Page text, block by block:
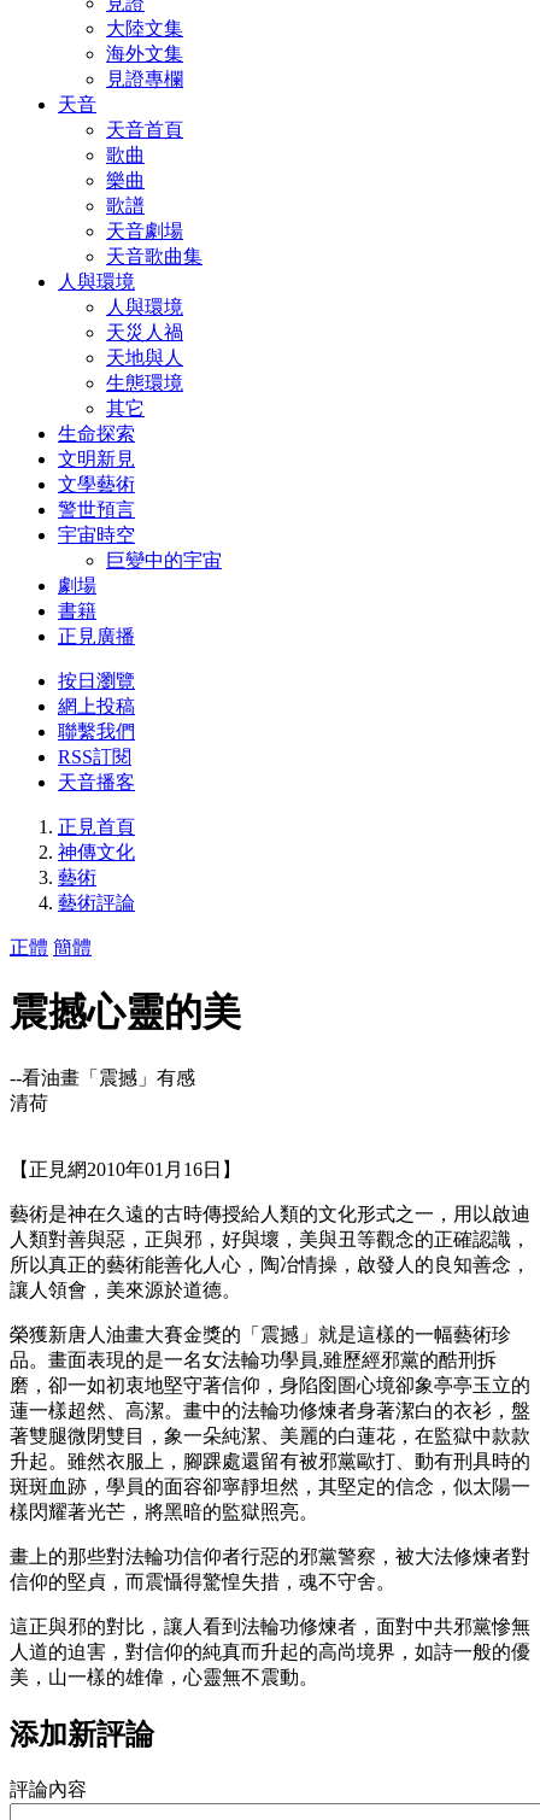
大陸文集
海外文集
見證專欄
天音
天音首頁
歌曲
樂曲
歌譜
天音劇場
天音歌曲集
人與環境
人與環境
天災人禍
天地與人
生態環境
其它
生命探索
文明新見
文學藝術
警世預言
宇宙時空
巨變中的宇宙
劇場
書籍
正見廣播
按日瀏覽
網上投稿
聯繫我們
RSS訂閱
天音播客
正見首頁
神傳文化
藝術
藝術評論
正體 簡體
震撼心靈的美
--看油畫「震撼」有感
清荷
【正見網2010年01月16日】
藝術是神在久遠的古時傳授給人類的文化形式之一，用以啟迪
人類對善與惡，正與邪，好與壞，美與丑等觀念的正確認識，
所以真正的藝術能善化人心，陶冶情操，啟發人的良知善念，
讓人領會，美來源於道德。
榮獲新唐人油畫大賽金獎的「震撼」就是這樣的一幅藝術珍
品。畫面表現的是一名女法輪功學員,雖歷經邪黨的酷刑拆
磨，卻一如初衷地堅守著信仰，身陷囹圄心境卻象亭亭玉立的
蓮一樣超然、高潔。畫中的法輪功修煉者身著潔白的衣衫，盤
著雙腿微閉雙目，象一朵純潔、美麗的白蓮花，在監獄中款款
升起。雖然衣服上，腳踝處還留有被邪黨歐打、動有刑具時的
斑斑血跡，學員的面容卻寧靜坦然，其堅定的信念，似太陽一
樣閃耀著光芒，將黑暗的監獄照亮。
畫上的那些對法輪功信仰者行惡的邪黨警察，被大法修煉者對
信仰的堅貞，而震懾得驚惶失措，魂不守舍。
這正與邪的對比，讓人看到法輪功修煉者，面對中共邪黨慘無
人道的迫害，對信仰的純真而升起的高尚境界，如詩一般的優
美，山一樣的雄偉，心靈無不震動。
添加新評論
評論內容